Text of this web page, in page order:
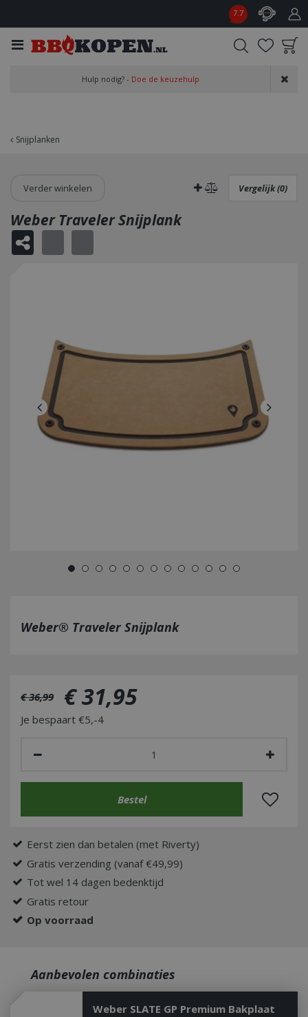
Snijplanken
7.7
aan wensenlijst
Hulp nodig? - Doe de keuzehulp
Verder winkelen Vergelijk (0)
Weber Traveler Snijplank
Weber® Traveler Snijplank
€ 36,99 €31,95
Je bespaart €5,-4
Eerst zien dan betalen (met Riverty)
Gratis verzending (vanaf €49,99)
Tot wel 14 dagen bedenktijd
Gratis retour
Op voorraad
Aanbevolen combinaties
Weber SLATE GP Premium Bakplaat